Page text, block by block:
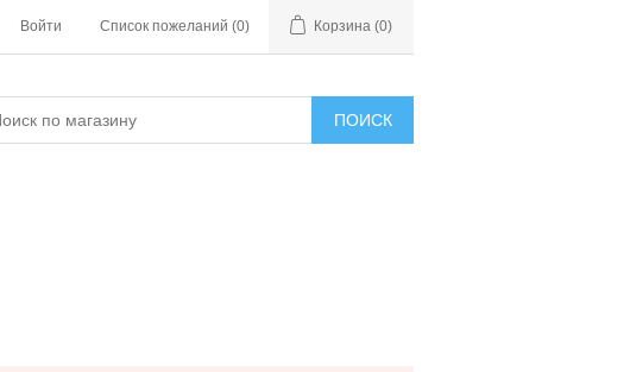
Войти Список пожеланий (0) Корзина (0)
ПОИСК